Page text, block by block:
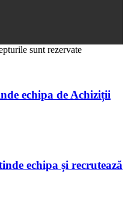
sunt rezervate
echipa de Achiziții
echipa și recrutează